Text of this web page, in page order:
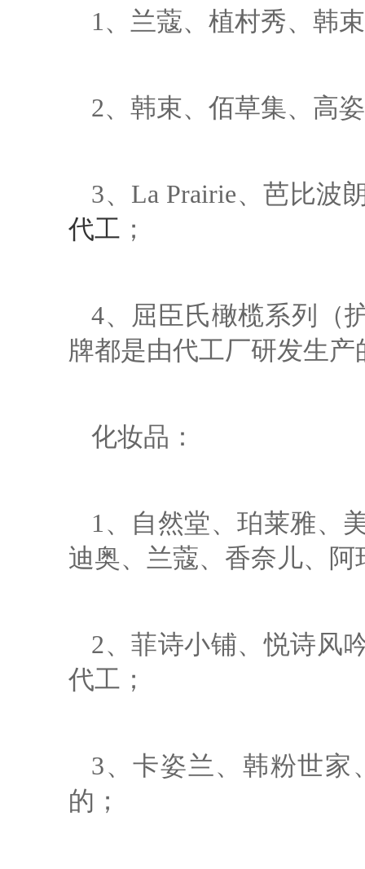
1、兰蔻、植村秀、韩
2、韩束、佰草集、高
3、La Prairie、芭比波
代工 ；
4、屈臣氏橄榄系列（
牌都是由代工厂研发生产
化妆品：
1、自然堂、珀莱雅、
迪奥、兰蔻、香奈儿、
2、菲诗小铺、悦诗风
代工；
3、卡姿兰、韩粉世家
的；